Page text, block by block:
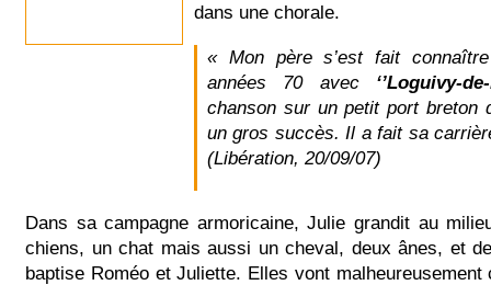
dans une chorale.
« Mon père s’est fait
années 70 avec‘’Loguivy-
chanson sur un petit port breton
un gros succès. Il a fait sa
(Libération, 20/09/07)
Dans sa campagne armoricaine, Julie grandit au
chiens, un chat mais aussi un cheval, deux ânes, et
baptise Roméo et Juliette. Elles vont